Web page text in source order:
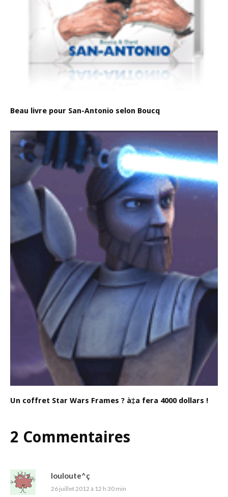
Beau livre pour San-Antonio selon Boucq
Un coffret Star Wars Frames ? à‡a fera 4000 dollars !
2 Commentaires
louloute^ç
26 juillet 2012 à 12 h 30 min